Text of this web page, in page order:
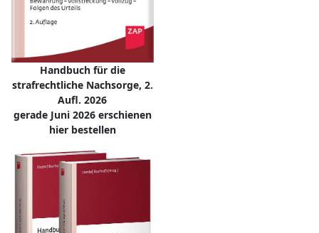
Handbuch für die
strafrechtliche Nachsorge, 2.
Aufl. 2026
gerade Juni 2026 erschienen
hier bestellen